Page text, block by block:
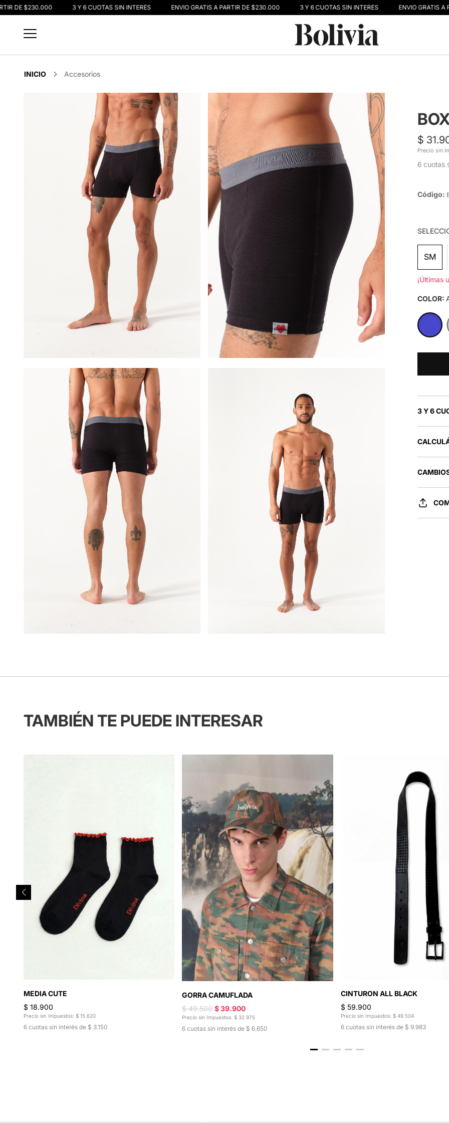
DE $230.000 3 Y 6 CUOTAS SIN INTERÉS ENVIO GRATIS A PARTIR DE $230.000 3 Y 6 CUOTAS SIN INTERÉS ENVIO GRATIS A
INICIO Accesorios
$
Precio sin
6 cuotas
Código:
SM
¡Últimas
COLOR:
3 Y 6
TAMBIÉN TE PUEDE INTERESAR
MEDIA CUTE
$ 18.900
Precio sin Impuestos: $ 15.620
6 cuotas sin interés de $ 3.150
GORRA CAMUFLADA
$ 49.500 $ 39.900
Precio sin Impuestos: $ 32.975
6 cuotas sin interés de $ 6.650
CINTURON ALL BLACK
$ 59.900
Precio sin Impuestos: $ 49.504
6 cuotas sin interés de $ 9.983